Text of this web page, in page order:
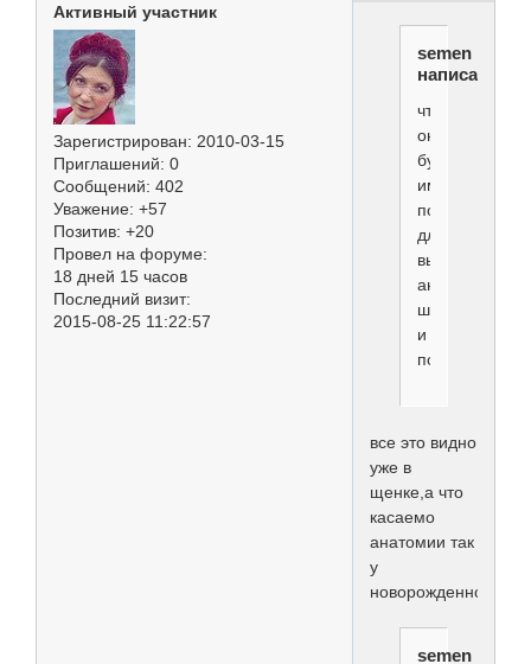
Активный участник
Зарегистрирован: 2010-03-15
Приглашений: 0
Сообщений: 402
Уважение: +57
Позитив: +20
Провел на форуме:
18 дней 15 часов
Последний визит:
2015-08-25 11:22:57
semen
написал(а):
что
он
будет
иметь
подходящую
для
выставок
анатомию,
шерсть
и
психику,
все это видно
уже в
щенке,а что
касаемо
анатомии так
у
новорожденного..
semen